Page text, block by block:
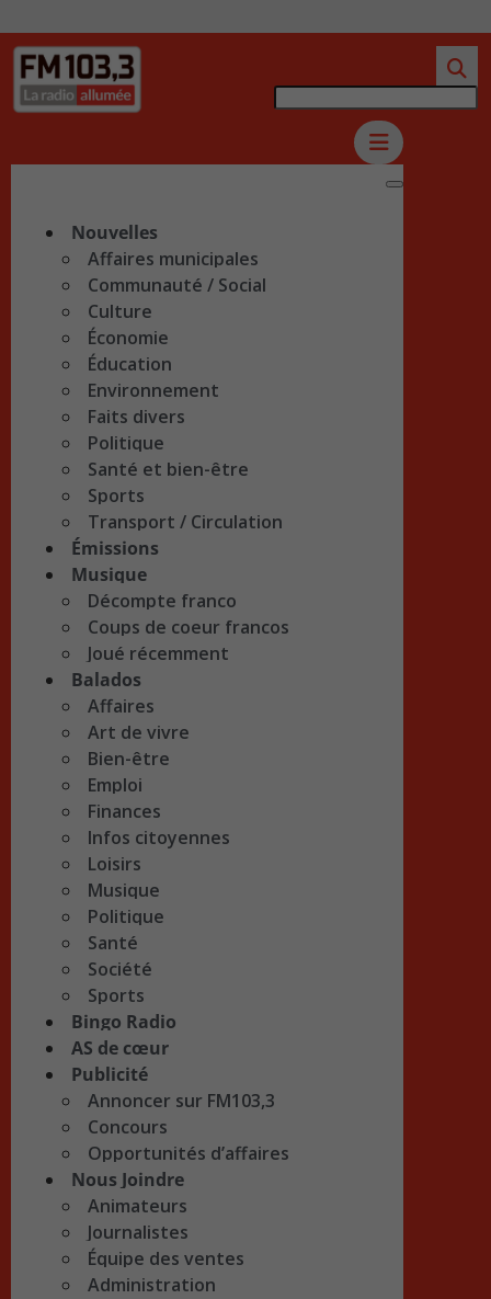
Nouvelles
Affaires municipales
Communauté / Social
Culture
Économie
Éducation
Environnement
Faits divers
Politique
Santé et bien-être
Sports
Transport / Circulation
Émissions
Musique
Décompte franco
Coups de coeur francos
Joué récemment
Balados
Affaires
Art de vivre
Bien-être
Emploi
Finances
Infos citoyennes
Loisirs
Musique
Politique
Santé
Société
Sports
Bingo Radio
AS de cœur
Publicité
Annoncer sur FM103,3
Concours
Opportunités d’affaires
Nous Joindre
Animateurs
Journalistes
Équipe des ventes
Administration